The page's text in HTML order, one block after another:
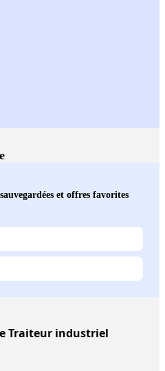
et offres favorites
Traiteur industriel